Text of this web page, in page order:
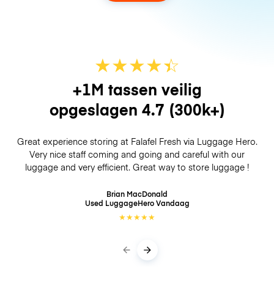
★★★★☆
★
+1M tassen veilig
opgeslagen 4.7 (300k+)
Great experience storing at Falafel Fresh via Luggage Hero.
Very nice staff coming and going and careful with our
luggage and very efficient. Great way to store luggage !
Brian MacDonald
Used LuggageHeroVandaag
★★★★★